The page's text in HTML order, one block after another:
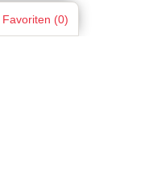
Favoriten (0)